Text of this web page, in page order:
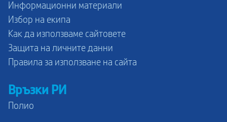
Информационни материали
Избор на екипа
Как да използваме сайтовете
Защита на личните данни
Правила за използване на сайта
Връзки РИ
Полио